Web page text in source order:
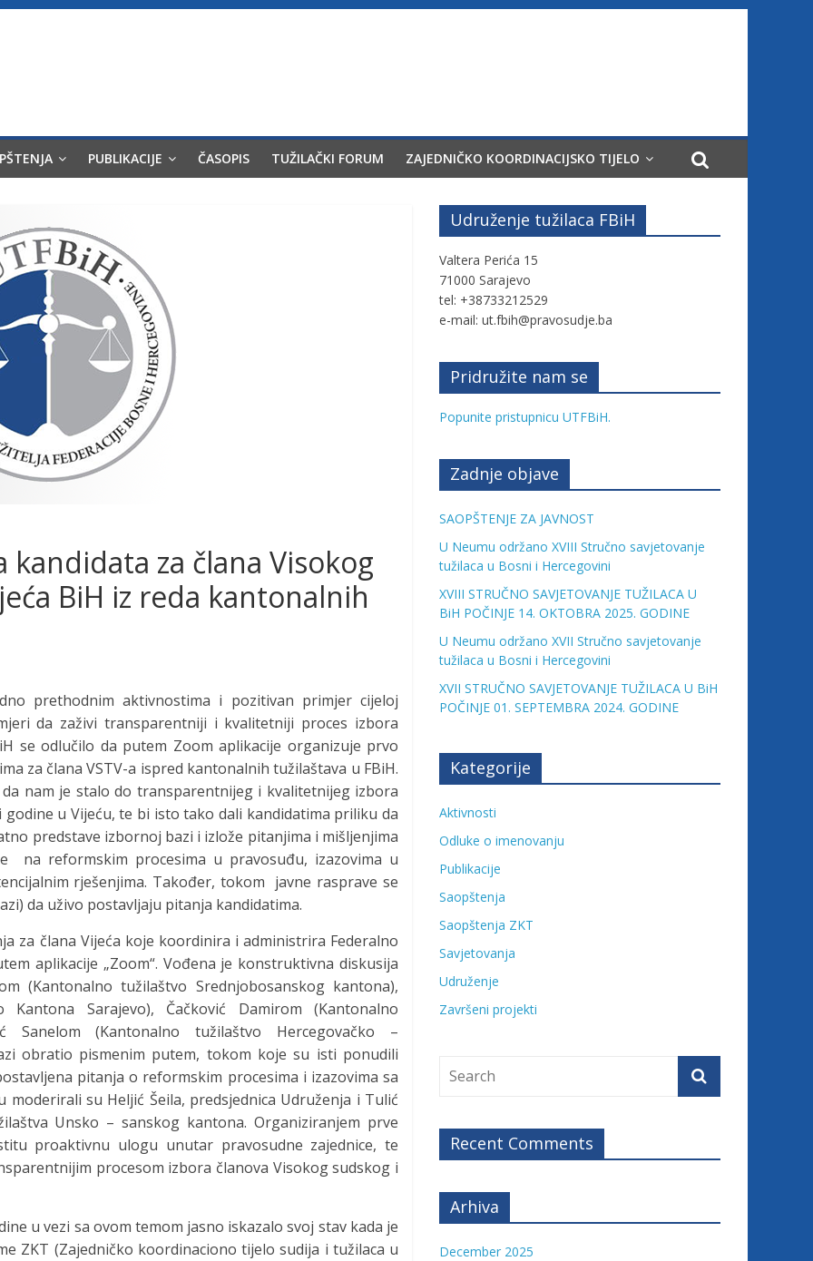
PUBLIKACIJE ČASOPIS TUŽILAČKI FORUM ZAJEDNIČKO KOORDINACIJSKO TIJELO
za člana Visokog
BiH iz reda kantonalnih
prethodnim aktivnostima i pozitivan primjer cijeloj
da zaživi transparentniji i kvalitetniji proces izbora
se odlučilo da putem Zoom aplikacije organizuje prvo
za člana VSTV-a ispred kantonalnih tužilaštava u FBiH.
nam je stalo do transparentnijeg i kvalitetnijeg izbora
u Vijeću, te bi isto tako dali kandidatima priliku da
predstave izbornoj bazi i izlože pitanjima i mišljenjima
na reformskim procesima u pravosuđu, izazovima u
rješenjima. Također, tokom javne rasprave se
da uživo postavljaju pitanja kandidatima.
za člana Vijeća koje koordinira i administrira Federalno
aplikacije „Zoom“. Vođena je konstruktivna diskusija
(Kantonalno tužilaštvo Srednjobosanskog kantona),
Sarajevo), Čačković Damirom (Kantonalno
Sanelom (Kantonalno tužilaštvo Hercegovačko –
obratio pismenim putem, tokom koje su isti ponudili
pitanja o reformskim procesima i izazovima sa
su Heljić Šeila, predsjednica Udruženja i Tulić
Unsko – sanskog kantona. Organiziranjem prve
proaktivnu ulogu unutar pravosudne zajednice, te
procesom izbora članova Visokog sudskog i
u vezi sa ovom temom jasno iskazalo svoj stav kada je
ZKT (Zajedničko koordinaciono tijelo sudija i tužilaca u
Udruženje tužilaca FBiH
Valtera Perića 15
71000 Sarajevo
tel: +38733212529
e-mail: ut.fbih@pravosudje.ba
Pridružite nam se
Popunite pristupnicu UTFBiH.
Zadnje objave
SAOPŠTENJE ZA JAVNOST
U Neumu održano XVIII Stručno savjetovanje
tužilaca u Bosni i Hercegovini
XVIII STRUČNO SAVJETOVANJE TUŽILACA U
BiH POČINJE 14. OKTOBRA 2025. GODINE
U Neumu održano XVII Stručno savjetovanje
tužilaca u Bosni i Hercegovini
XVII STRUČNO SAVJETOVANJE TUŽILACA U BiH
POČINJE 01. SEPTEMBRA 2024. GODINE
Kategorije
Aktivnosti
Odluke o imenovanju
Publikacije
Saopštenja
Saopštenja ZKT
Savjetovanja
Udruženje
Završeni projekti
Recent Comments
Arhiva
December 2025